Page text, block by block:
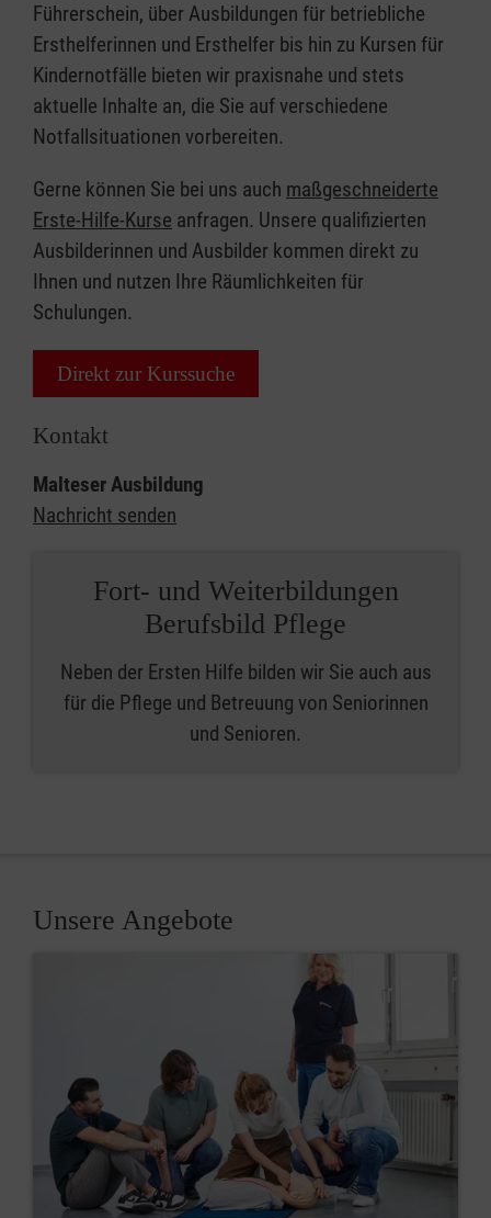
Führerschein, über Ausbildungen für betriebliche
Ersthelferinnen und Ersthelfer bis hin zu Kursen für
Kindernotfälle bieten wir praxisnahe und stets
aktuelle Inhalte an, die Sie auf verschiedene
Notfallsituationen vorbereiten.
Gerne können Sie bei uns auch maßgeschneiderte
Erste-Hilfe-Kurse anfragen. Unsere qualifizierten
Ausbilderinnen und Ausbilder kommen direkt zu
Ihnen und nutzen Ihre Räumlichkeiten für
Schulungen.
Direkt zur Kurssuche
Kontakt
Malteser Ausbildung
Nachricht senden
Fort- und Weiterbildungen
Berufsbild Pflege
Neben der Ersten Hilfe bilden wir Sie auch aus
für die Pflege und Betreuung von Seniorinnen
und Senioren.
Unsere Angebote